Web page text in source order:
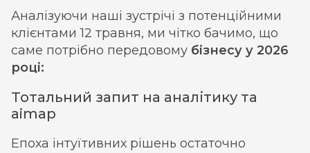
Аналізуючи наші зустрічі з потенційними
клієнтами 12 травня, ми чітко бачимо, що
саме потрібно передовому бізнесу у 2026
році:
Тотальний запит на аналітику та
aimap
Епоха інтуїтивних рішень остаточно